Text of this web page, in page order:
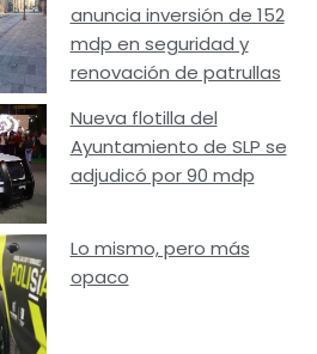
anuncia inversión de 152
mdp en seguridad y
renovación de patrullas
Nueva flotilla del
Ayuntamiento de SLP se
adjudicó por 90 mdp
Lo mismo, pero más
opaco